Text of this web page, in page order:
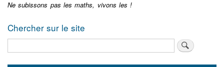
Ne subissons pas les maths, vivons les !
Chercher sur le site